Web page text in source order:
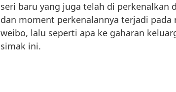
seri baru yang juga telah di perkenalkan
dan moment perkenalannya terjadi
weibo, lalu seperti apa ke gaharan
simak ini.